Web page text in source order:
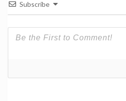
Subscribe